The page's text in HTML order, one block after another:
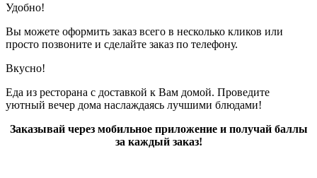
Удобно!
Вы можете оформить заказ всего в несколько кликов или
просто позвоните и сделайте заказ по телефону.
Вкусно!
Еда из ресторана с доставкой к Вам домой. Проведите
уютный вечер дома наслаждаясь лучшими блюдами!
Заказывай через мобильное приложение и получай баллы
за каждый заказ!